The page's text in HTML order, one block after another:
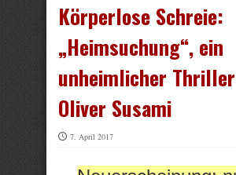
Körperlose Schreie:
„Heimsuchung“, ein
unheimlicher
Oliver Susami
7. April 2017